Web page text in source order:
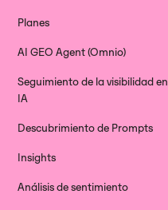
Planes
AI GEO Agent (Omnio)
Seguimiento de la visibilidad en
IA
Descubrimiento de Prompts
Insights
Análisis de sentimiento